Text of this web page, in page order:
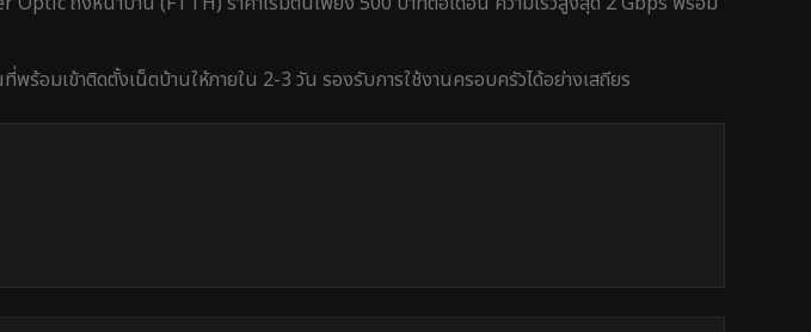
ร้อมเข้าติดตั้งเน็ตบ้านให้ภายใน 2-3 วัน รองรับการใช้งานครอบครัวได้อย่างเสถียร